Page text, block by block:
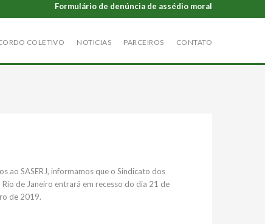
Formulário de denúncia de assédio moral
COLETIVO NOTICIAS PARCEIROS CONTATO
ao SASERJ, informamos que o Sindicato dos
de Janeiro entrará em recesso do dia 21 de
de 2019.